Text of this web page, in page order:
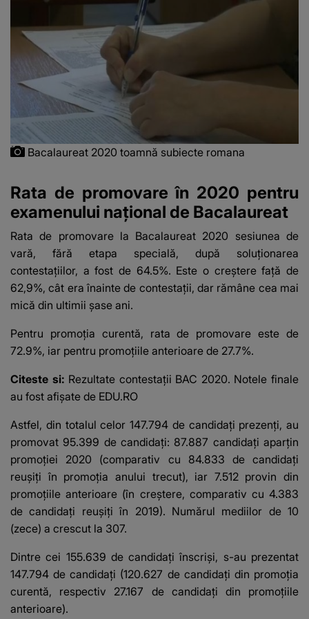
Bacalaureat 2020 toamnă subiecte romana
Rata de promovare în 2020 pentru
examenului naţional de Bacalaureat
Rata de promovare la Bacalaureat 2020 sesiunea de
vară, fără etapa specială, după soluționarea
contestațiilor, a fost de 64.5%. Este o creștere față de
62,9%, cât era înainte de contestații, dar rămâne cea mai
mică din ultimii șase ani.
Pentru promoția curentă, rata de promovare este de
72.9%, iar pentru promoțiile anterioare de 27.7%.
Citeste si: Rezultate contestații BAC 2020. Notele finale
au fost afișate de EDU.RO
Astfel, din totalul celor 147.794 de candidați prezenți, au
promovat 95.399 de candidați: 87.887 candidați aparțin
promoției 2020 (comparativ cu 84.833 de candidați
reușiți în promoția anului trecut), iar 7.512 provin din
promoțiile anterioare (în creștere, comparativ cu 4.383
de candidați reușiți în 2019). Numărul mediilor de 10
(zece) a crescut la 307.
Dintre cei 155.639 de candidați înscriși, s-au prezentat
147.794 de candidați (120.627 de candidați din promoția
curentă, respectiv 27.167 de candidați din promoțiile
anterioare).